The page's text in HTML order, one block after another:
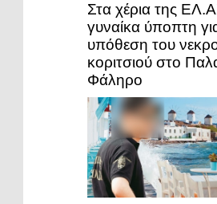
Στα χέρια της
γυναίκα ύποπτη
υπόθεση του
κοριτσιού στο
Φάληρο